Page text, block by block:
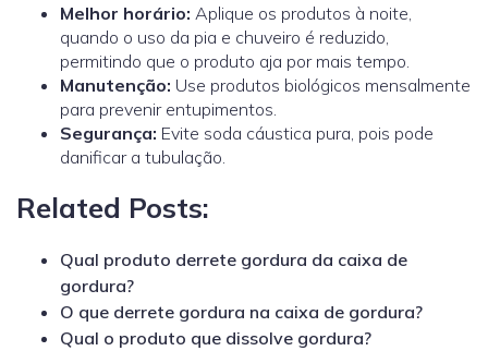
Melhor horário: Aplique os produtos à noite,
quando o uso da pia e chuveiro é reduzido,
permitindo que o produto aja por mais tempo.
Manutenção: Use produtos biológicos mensalmente
para prevenir entupimentos.
Segurança: Evite soda cáustica pura, pois pode
danificar a tubulação.
Related Posts:
Qual produto derrete gordura da caixa de
gordura?
O que derrete gordura na caixa de gordura?
Qual o produto que dissolve gordura?